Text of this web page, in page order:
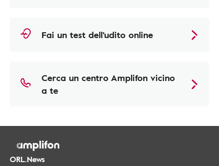
Fai un test dell'udito online
Cerca un centro Amplifon vicino
a te
ORL.News